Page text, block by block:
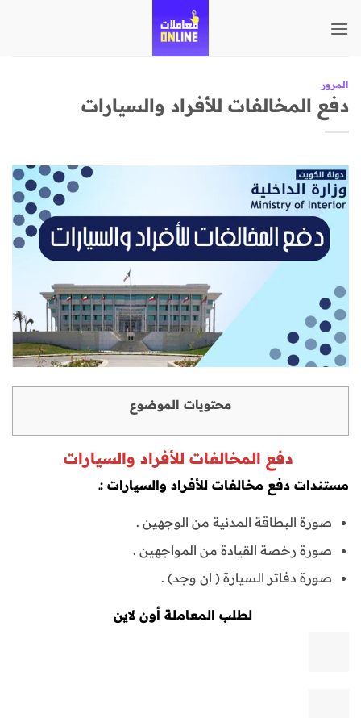
للمحتوى
المرور
دفع المخالفات للأفراد والسيارات
محتويات الموضوع
دفع المخالفات للأفراد والسيارات
مستندات دفع مخالفات للأفراد والسيارات :ـ
صورة البطاقة المدنية من الوجهين .
صورة رخصة القيادة من المواجهين .
صورة دفاتر السيارة ( ان وجد) .
لطلب المعاملة أون لاين